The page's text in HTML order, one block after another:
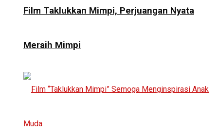
Film Taklukkan Mimpi, Perjuangan Nyata
Meraih Mimpi